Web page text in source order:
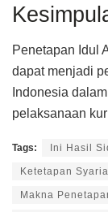
Penetapan Idul
dapat menjadi
Indonesia
pelaksanaan
Tags: Ini Hasil
Ketetapan
Makna